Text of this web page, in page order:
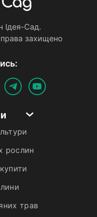
Iдея-Сад.
захищено
рослин
трав